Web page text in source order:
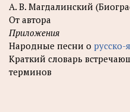
А. В. Магдалинский
От автора
Приложения
Народные песни о русско-
Краткий словарь
терминов